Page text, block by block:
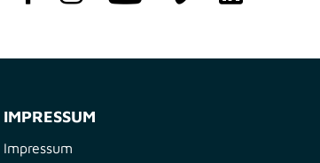
IMPRESSUM
Impressum